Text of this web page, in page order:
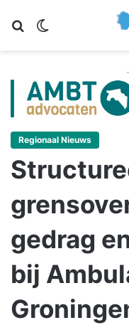
Zoeken
Regionaal Nieuws
gedrag
bij